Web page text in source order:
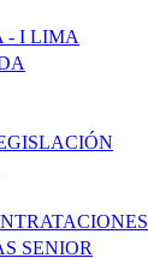
- I LIMA
SENIOR